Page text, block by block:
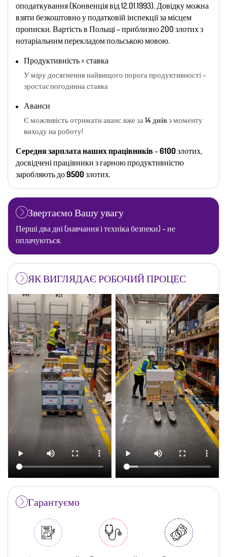
оподаткування (Конвенція від 12.01.1993). Довідку можна
взяти безкоштовно у податковій інспекції за місцем
прописки. Вартість в Польщі – приблизно 200 злотих з
нотаріальним перекладом польською мовою.
Продуктивність = ставка
У міру досягнення найвищого порога продуктивності –
зростає погодинна ставка
Аванси
Є можливість отримати аванс вже за 14 днівз моменту
виходу на роботу!
Середня зарплата наших працівників–6100злотих,
досвідчені працівники з гарною продуктивністю
заробляють до9500злотих.
Звертаємо Вашу увагу
Перші два дні (навчання і техніка безпеки) – не
оплачуються.
ЯК ВИГЛЯДАЄ РОБОЧИЙ ПРОЦЕС
Гарантуємо